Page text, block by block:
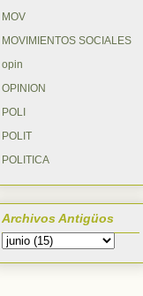
MOV
MOVIMIENTOS SOCIALES
opin
OPINION
POLI
POLIT
POLITICA
Archivos Antigüos